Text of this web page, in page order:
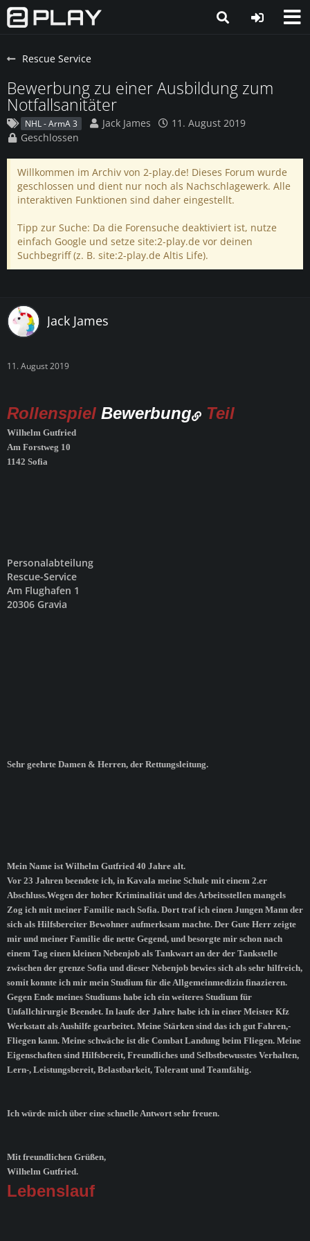
Rescue Service
Bewerbung zu einer Ausbildung zum
Notfallsanitäter
NHL - ArmA 3 Jack James
11. August 2019
Geschlossen
Willkommen im Archiv von 2-play.de! Dieses Forum wurde
geschlossen und dient nur noch als Nachschlagewerk. Alle
interaktiven Funktionen sind daher eingestellt.
Tipp zur Suche: Da die Forensuche deaktiviert ist, nutze
einfach Google und setze site:2-play.de vor deinen
Suchbegriff (z. B. site:2-play.de Altis Life).
Jack James
11. August 2019
Rollenspiel Bewerbung Teil
Wilhelm Gutfried
Am Forstweg 10
1142 Sofia
Personalabteilung
Rescue-Service
Am Flughafen 1
20306 Gravia
Sehr geehrte Damen & Herren, der Rettungsleitung.
Mein Name ist Wilhelm Gutfried 40 Jahre alt.
Vor 23 Jahren beendete ich, in Kavala meine Schule mit einem 2.er
Abschluss.Wegen der hoher Kriminalität und des Arbeitsstellen mangels
Zog ich mit meiner Familie nach Sofia. Dort traf ich einen Jungen Mann der
sich als Hilfsbereiter Bewohner aufmerksam machte. Der Gute Herr zeigte
mir und meiner Familie die nette Gegend, und besorgte mir schon nach
einem Tag einen kleinen Nebenjob als Tankwart an der der Tankstelle
zwischen der grenze Sofia und dieser Nebenjob bewies sich als sehr hilfreich,
somit konnte ich mir mein Studium für die Allgemeinmedizin finazieren.
Gegen Ende meines Studiums habe ich ein weiteres Studium für
Unfallchirurgie Beendet. In laufe der Jahre habe ich in einer Meister Kfz
Werkstatt als Aushilfe gearbeitet. Meine Stärken sind das ich gut Fahren,-
Fliegen kann. Meine schwäche ist die Combat Landung beim Fliegen. Meine
Eigenschaften sind Hilfsbereit, Freundliches und Selbstbewusstes Verhalten,
Lern-, Leistungsbereit, Belastbarkeit, Tolerant und Teamfähig.
Ich würde mich über eine schnelle Antwort sehr freuen.
Mit freundlichen Grüßen,
Wilhelm Gutfried.
Lebenslauf